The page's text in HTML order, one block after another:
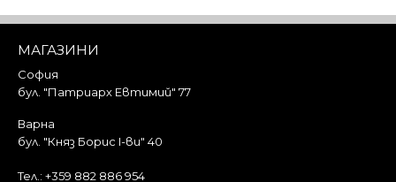
МАГАЗИНИ
София
бул. "Патриарх Евтимий" 77
Варна
бул. "Княз Борис I-ви" 40
Тел.: +359 882 886 954